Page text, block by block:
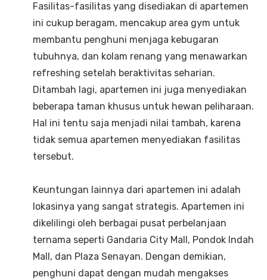
Fasilitas-fasilitas yang disediakan di apartemen
ini cukup beragam, mencakup area gym untuk
membantu penghuni menjaga kebugaran
tubuhnya, dan kolam renang yang menawarkan
refreshing setelah beraktivitas seharian.
Ditambah lagi, apartemen ini juga menyediakan
beberapa taman khusus untuk hewan peliharaan.
Hal ini tentu saja menjadi nilai tambah, karena
tidak semua apartemen menyediakan fasilitas
tersebut.
Keuntungan lainnya dari apartemen ini adalah
lokasinya yang sangat strategis. Apartemen ini
dikelilingi oleh berbagai pusat perbelanjaan
ternama seperti Gandaria City Mall, Pondok Indah
Mall, dan Plaza Senayan. Dengan demikian,
penghuni dapat dengan mudah mengakses